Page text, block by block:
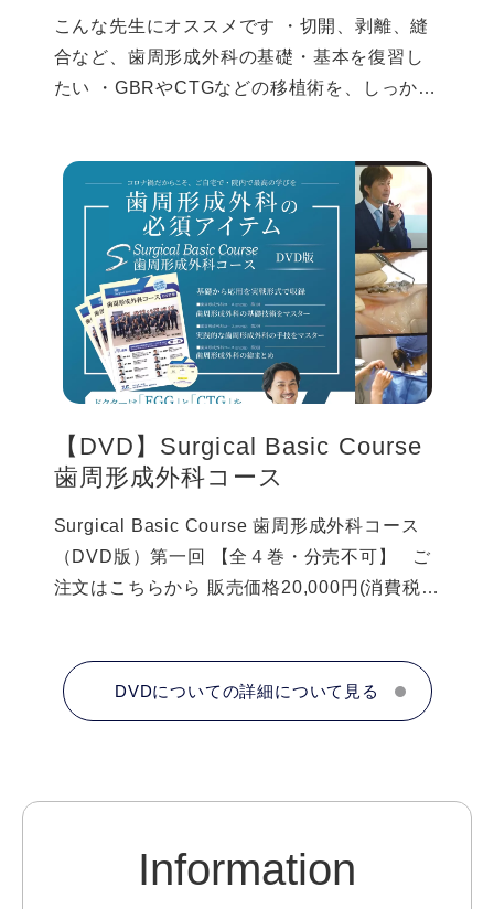
る SBC代表の青井先生と九州中央病院、歯科
口腔外科・インプラントセンター長の佐々木
先生が、全国の歯科医師に贈るサイナスアプ
に沿ったインプラント治療の考え方や埋入時
期、切開線等をスライドにてわかりやすく解
説し、特にトラブル症例を提示しトラブルに
なったポイントと解決法を解説。 ●実習 実習
では、主にSLA・SCAキットを使ったシュナ
イダー膜を破らないサイナスリフトやGBR等
のアドバンステクニックを中心に解説しま
す。 明日から使える臨床に役立つ知識・技術
期症例からわかるインプラント治療の診査・
診断 （75分） 講師：青井 良太（あおいデン
タルクリニック・麻布十番ペリオインプラン
トセンター 院長、Surgical Basic
Course（SBC）代表、インストラクター）
Case1 ■Simultaneous approach Case2
■Simultaneous approach Case3 ■Sinus Lift
floor elevationの実際 (84分) 講師：青井 良
太（あおいデンタルクリニック・麻布十番ペ
こんな先生にオススメです ・切開、剥離、縫合など、歯周形成外科の基礎・基本を復習したい ・GBRやCTGなどの移植術を、しっかり習得したい ・より効果的な外科技術があれば、学んでみたい ・症例別の治療計画や、用いられる技術の詳細を知りたい ・ベテランの手技を、じっくりと見てみたい ・成功症例だけではなく、失敗症例も見たい ・予後の長期的な経過観察を見てみたい もし、どれか１つでも当てはまるならば、このご案内は重要です。なぜなら、歯周形成外科のスペシャリストが、基本技術と応用技術を、わかりやすく教えてくれるから。 しかも、20件の症例解説と、豊富な実技映像で… 歯周形成外科のスキルアップを目指し、もっと多くの患者さんを笑顔に導きたい先生は、最後までお読みください。 こんな患者さんが来院したらどうしますか？ 想像してみてください。ある日のこと、23歳の女性患者が来院しました。 交通事故で歯槽骨ごと前歯部が欠損したとのこと。詳しく聞くと、いつも通っていた歯科医院からは、ブリッジを提案されたそうです。その患者さんは、涙目でおっしゃいました。 「以前と同じように、歯を見せて笑えるようになりたい」「だから、ブリッジはイヤです」「何とかならないでしょうか？」。費用は、どれだけ高額になっても、ご両親が全額負担してくれるそうですが… 「わたしにお任せください」 この言葉を、力強く言えたら、その患者さんはどうなるでしょうか。「本当ですか!?」と、目をキラキラと輝かせて喜ぶ姿が、イメージできますよね。 実際に、その後、歯周形成外科を駆使したインプラントで、すばらしい審美性と予後が提供できたなら…。その患者さんにとって、先生は忘れることのできない恩人となります。 患者さんが得た感動はクチコミとなり、医院の評価はうなぎのぼり。少し遠方からでも、たくさんの患者さんが来院するようになるでしょう。それだけではありません…。 治せるのなら料金はいくらかかってもかまわない そんな患者さんが、先生の医院を訪れるようになります。 他院ではなく、先生を頼りに来院する患者さんは、どうしても先生にお願いしたい深刻な悩みを持っています。 そんな患者さんが何よりも気にするのは、治療費ではなく、納得できる治療、理想的な治療を、提供してもらえるかどうか。 もし、治療内容に納得してもらえれば、どれだけ高額な自費診療になっても、患者さんは、喜んで受け入れてくれるでしょう。 むしろ「ようやく理想的な治療に出会えた」と、安心してくれます。 ムリして自費診療を提案する必要はありません。患者さんにとって価値の高い、優れた治療を提供し続けることで、クリニックを、今以上に盛り上げていけるのです。 キレイごとではありません 歯科医院の供給過多、改善が見込めない保険点数、人口減少など、歯科をとりまく状況は、良くありません。 しかし、このような状況でも、勝ち組とよばれる歯科医院は、実在します。私たちは、そういった歯科医院を、数多く取材してきました。 経営やマーケティングに長けたクリニック、予防歯科の導入に成功しているクリニックなど…。成功パターンは、実にさまざまですが、他院にはマネできない技術力で、確固たる地位を築いたクリニックは、実在します。 そして、彼らの多くは、優れた歯周形成外科技術を持ちます。骨のないところへ骨を作り、歯肉のないところへ歯肉を作る。そして、審美性と予知性の高い結果を提供する。 日々、このような治療をしているわけですから、黙っていても来院が増えるのは、当然です。 先生も、そんな歯科医師を目指しませんか？ 「そう簡単に、歯周形成外科は習得できない」と思われるかもしれません。 確かに、歯周形成外科は、簡単ではありません。 侵襲性の高い外科技術を使用しますから、知識や技術を学ぶだけではなく、訓練と経験が必要になります。 しかし、何ごとも、はじめるのに遅すぎることはありません。何ごとも、近道はあります。 たとえば、減張切開が簡単になるこんな方法をご存じですか？ 歯周形成外科を学ぶとき、多くの歯科医師が、難しいと悩む「減張切開」。 なかなか減張できないので、メスを何度も入れたら、出血量がひどくなった…。このように悩む先生は、多いそうですが、減張切開の侵襲性を低くする方法があります。 その方法は、浅い切開を1回入れたあと、骨膜をメスの腹で、シュッシュッとしごくだけ。 それだけで、驚くほど減張できるようになります。 このテクニックを使えば、血管を切る回数が減るため、出血量は低下。そのため、治癒もよくなります。 このような技術は、知っているだけで、歯周形成外科の習得スピードを大きく変えてしまいます。 もし、なるべく早く歯周形成外科を習得したいと思われるのなら、今回の最新プログラムは無視できません。 講師の青井先生は、20年以上にわたり、多くの難症例を成功させてきた歯周形成外科のスペシャリスト。歯周形成外科コースSBCの代表でもあり、指導者としても、すばらしい実績をお持ちです。 今回のプログラムでは、そんな青井先生が、数えきれない臨床経験、指導経験から培ってきた、歯周形成外科技術が学べます。 ■プロフィール 「あおいデンタルクリニック」では、ぺリオ・インプラントセンターを併設。重度のインプラント治療及び歯周病治療(歯周外科治療)を専門的に行い、全国から患者さんが来院。これまで多くの難症例を解決に導く。導者としても精力的に活動しており、現在は、歯周形成外科コースSBCの代表を務め、過去には「JIADS研修コース」で、エンドやペリオ、インプラント、補綴の講師も務める。 ■略歴 1994年 朝日大学卒業 兵庫県神戸市 勤務 1999年 貴和会歯科新大阪診療所 勤務 2002～2008年 JIADS講師(エンド・ぺリオ・インプラント) 2003年 貴和会歯科銀座ぺリオ・インプラントセンター勤務 2007年 あおいデンタルクリニック 開業 2009年 Surgical Basic Course 開講 2013年 失敗しないためのエンドセミナー 開講 2014年 明海大学・朝日大学 歯学部生涯研修部 就任 2020年 SAC(Sinus Approach Course) 開講 ■資格 SBC(Surgical Basic Course) 主幹 SAC(Sinus Approach Course) 常任講師 朝日大学非常勤講師 ■所属 AAP アメリカ歯周病学会 clubSBC ■メディア掲載・出演 クインテッセンス デンタルダイアモンド ナイルスナイル2010.４月号 シルシルミシル スーパーJチャンネル サンデーモーニング 歯周形成外科を習得したい先生へ なぜ、今回のプログラムが オススメなのか？ ５つの理由 ■理由① 歯周形成外科の基本がオールインワンで学べる 切開、剥離、縫合、結紮、移植(GBR・CTG・FGG)など、基本技術において、どれかひとつでもあいまいなことがあると歯周形成外科は上達しません。 基本ができていなければ、どれだけ高度なテクニックを学んでも、良い結果は得られません。今回のプログラムでは、歯周形成外科の基本技術から、しっかりと学べるので安心です。 ■理由② 失敗リスクの低い治療計画と技術 20年以上、歯周形成外科に取り組んできた青井先生は、成功だけではなく、失敗も経験してきました。失敗したときは、必ず原因を追究し、次の治療に活かしてきました。 つまり、今回のプログラムで学べる内容は、青井先生が、膨大な臨床経験を積み重ねて到達した、失敗リスクの低い治療計画や技術です。 ■理由③ 多くの歯科医師のつまずきどころを熟知 青井先生は、現在、歯周形成外科コースSBC代表を務めていますが、その他にも、たくさんの講師経験をお持ちです。 のべ8,000人以上の歯科医師が受講している「JIADS研修コース」では、エンドやペリオ、インプラント、補綴の講師も務めてきました。 だからこそ、多くの歯科医師が失敗するポイントや、その回避方法を、よくご存じです。 ■理由④ 20件の症例解説で実践技術を学ぶ 青井先生に寄せられる質問で多いのが、症例相談。「どのように治療を進めればよいのか？」「どのような術式を使うべきか？」このようなご質問を、たくさんいただくそうですが、今回のプログラムでは、20件の症例解説を収録。 各症例における、最適な治療計画や術式についても、理解を深めていただけます。また、症例解説によっては、実際の治療映像も収録しているので、手技についても、具体的に学べます。 “なぜ、こうなったのか？ 先生ならどうしますか？“ ■理由⑤ 実技映像が豊富 知識だけ頭に入れても、歯周形成外科は習得できません。切開、剥離、縫合、結紮、移植における「手指の動き」も、しっかりと目で見て学ぶ必要があります。 だからこそ、今回のプログラムでは、実技映像を、ギッシリ収録しました。具体的に、次の技術が実技映像で学べます。 結合組織移植片の採取方法 内斜切開(歯肉溝切開)と縦切開 減張切開 全層弁剥離 部弁剥離 移植(GBRやCTGなど) 縫合、結紮 “豚顎だけではなく、患者さんへ治療する映像もたくさん収録” ハンズオンセミナーとは違い、映像ですから、気になるところは、何度でも見返せます。先生ご本人だけではなく、勤務医のトレーニング教材としても最適。収録内容の一部をご紹介すると… 基本のキ！Dr.青井の歯周形成外科テクニック ～歯周形成外科を応用したインプラントの臨床～ 歯周形成外科とは何か？ 基礎的なところですが、その理解が少しでもあいまいだと、正しい技術習得はできません。この機会に、復習しておきませんか？ 歯周形成外科が対応する要因 先天的(遺伝的)要因と、後天的要因(誘因)に、わけて考えることができます。正確な診査診断において、あいまいにしてはならない知識です。 歯肉退縮の分類 タイプⅠ～Ⅳまでに分類できますが、その詳細を、おさらいしていただきました。 Carioの分類 リセッションタイプ１～３を頭に入れながら、治療計画を立てていきますが… FGG(遊離歯肉移植)とCTG(結合組織移植片)の歴史 1963年にFGGの成功例が、はじめて発表されました。その後、どのような歴史を経て、技術が発展してきたのか？ FGG(遊離歯肉移植)/CTG(結合組織移植片)の採取部位 FGGとCTGでは、結合組織移植片の採取部位が異なります。その詳細を解説していただきました。 結合組織移植片の採取方法(実演) 口腔内から結合組織移植片を採取する方法について、実際のオペ映像を視聴しながら学べます。切開テクニックについても、その目で詳細をご確認いただけます。 SBCで推奨する外科器具セット 合計11点の器具があります。これらを揃えておけば、ほとんどのオペに対応できます。 オススメのASP剥離子(YDM)について 青井先生が開発した剥離子があります。歯周外科において、諸々の利便性があるため、知っておいて損はありません。 Bradeの形状について さまざまな形状がありますが、まずは、これらのスタンダードなBradeから使用しましょう。 歯周外科の基本術式 切開、剥離、縫合、結紮における、それぞれの基本術式をチャートにまとめていただきました。 切開について 内斜切開、縦切開、水平切開、減張切開のそれぞれにおいて、正しい方法を解説していただきました。 縦切開で、こんな間違いをしていませんか？ ４つの切開線のうち、歯肉退縮の原因となる、やってはならない縦切開があります。 内斜切開(歯肉溝切開)と縦切開(実演) これら２つの切開法について、実際のオペ映像を視聴しながら学べます。 欠損部でおこなう歯槽頂切開について ケースによって、切開を入れる部分は異なります。その違いについて、詳しく解説していただきました。 治癒が良くなる減張切開について(実演) 出血が多くなる場所を避けるには、どこに切開を入れたらよいか？ 豚の実習映像を見ながら、減張切開の方法が学べます。 全層弁剥離のテクニック(実演) 豚の実習映像を見ながら、全層弁剥離のテクニックが学べます。ポイントは、歯冠乳頭へのアプローチですが… 部分弁剥離のテクニック(実演) 実際の治療映像を見ながら、部分弁剥離のテクニックが学べます。パーフォレーションしないために、どうすればよいのか？ 縫合テクニックを習得しよう(実演) 単純縫合、骨膜縫合、マットレス縫合、アンカー縫合、８の字縫合について、正しい方法と、各ポイントについて実演解説していただきました。 角化粘膜の獲得方法 インプラントで必要になる角化粘膜の獲得ですが、「Apically Positioned Flap(根尖側移動術)」について解説していただきました。 結合組織移植について いろんな用途がある結合組織移植ですが、どのようなケースで、どのような効果が得られるのか？ 症例解説(歯肉退縮) 頬側３番の歯肉退縮に対して、結合組織で根面被覆するケース。 症例解説(ブラックシャドウ) ブラックシャドウがある前歯部２番の歯根へ、エンベロープテクニックで結合組織を移植するケース。 症例解説(大幅な歯肉退縮) 歯肉が大幅に退縮した下顎１番へ、結合組織を移植するケース。 症例解説(矯正途中) 歯列矯正の途中に、歯肉退縮が著しい箇所へ、結合組織を移植するケース。 症例解説(根面被覆の適応外) ぺリオーケース。本来であれば、根面被覆の適応外ですが、結合組織を移植することで、どのような治癒経過となったか？ 症例解説(複合的な治療①) MillerのClassⅠとⅡ、SeibertのClassⅠ、MaynardのType4、歯牙のチッピングなど、複数の問題が見受けられるケースを、どのように治療したのか？ 症例解説(複合的な治療②) 右上６番に大きな欠損の兆候など、複数の問題が見受けられるケースで、どのように歯周形成外科を使用したのか？ 症例解説(根尖側移動術) Apically Positioned Flap(根尖側移動術)を使用した症例です。切開から縫合まで、一連の治療映像を公開していただきました。 症例解説(全顎治療①) もう一度、顎位を作らなければならない症例ですが、どのようにして、歯周形成外科を併用したインプラント治療をしたのか？ 予後10年の経緯を、ご覧いただけます。 症例解説(全顎治療②) 欠損が大きく、顎堤が細くなり、部分義歯を使用する患者さんでした。非常に困難な症例ですが、青井先生は、どのような治療をしたのか？ 予後7年の経緯を、ご覧いただけます。 治療前にやるべきこと 「初診・緊急処置」「診査」「診断・問題点の把握」「治療計画立案」「コンサルテーション」の各ステップにおいて、どのような仕事が求められるのか？ コンサルとミーティングのタイミング 診査診断から、治療完了後のメインテナンスまで、患者さんへコンサルテーションをおこなうタイミングと、スタッフでミーティングをおこなうタイミングは、各３回あります。それぞれのタイミングで、求められるアクションとは？ 症例解説(全顎治療③) 前歯部は、それほど問題なかったのですが、臼歯部が噛めないという問題を抱えていました。すでにインプラントも入っています。本来であれば、矯正治療が必要な症例でしたが、青井先生は、どのように治療したのか？ オペ映像も公開していただきました。 症例解説(硬組織のマネジメント) 「右上２番が痛む」という主訴を持った33歳の女性ですが、抜歯後、インプラントを埋入しました。どのようにして、審美性の高い治療を提供したのか？ 症例解説(外傷による欠損) 交通事故で歯槽骨ごと前歯部が欠損になった23歳女性の症例です。患者さんは、ブリッジではなくインプラントを希望されました。 症例解説(ぺリオが絡んだ咬合性外傷) 誰が見ても抜歯するしかない症例でした。GBR (骨誘導再生)を活用したインプラントテクニックが学べます。 症例解説(歯牙が割れた) 45歳男性で、歯牙がスパッと割れた症例です。前歯部インプラントですから、少しでも歯肉が得られる治療が求められます。 症例解説(歯が揺れて痛い) 他院でⅢ級咬合を、むりやり抜髄してⅡ級にしようとしたものの、思うような結果が得られていなかった症例です。CTG（結合組織移植片）、GBR (骨誘導再生)について、実際の治療映像を見ながら、その詳細が学べます。 症例解説(舌側へのGBR(骨誘導再生) 前歯部の舌側にある大きな欠損を、GBR (骨誘導再生)を使って治療したインプラント症例です。こちらも、実際の治療映像をご覧いただけます。 症例解説(前歯部４本のインプラント) GBR (骨誘導再生)、鼻腔リフトを使って、４本のインプラントを埋入しましたが、歯冠乳頭がない状態に… 症例解説(内部外部の吸収が激しい) 内部吸収、外部吸収、歯根破折があり、複数の前歯にインプラントが必要な症例です。非常に困難な状況でしたが、青井先生は、どのように治療したのか？ なぜ、こんなことに？ この写真を見て、先生は、どのような治療が必要だと思いますか？ 想像もつかないかもしれませんが、まずは、この状態になった原因を考察しましょう。 “なぜ、こうなったのか？ 先生はわかりますか？“ 青井先生を推薦します 青井先生の熱い思いを感じる映像教材 青井先生とは同年代ではありますが、当初お互いに専門としていきたい分野が違ったこともあり、卒後10年近くは、お互い存在は知りつつも交わることはありませんでした。 しかし、歯科医療に携わる者であれば、各分野を極めようとする思いは共通であり、補綴治療に必要な歯周治療の知識、歯周治療に必要な補綴治療の知識があり、結果的に10年ほど前、ある講演会で一緒に講演したのをきっかけに、親しくさせていただき、今となってはお互いに刺激し合える仲であります。 私が青井先生と出会ってすごく感じたことは、歯科に対する熱い思いと、何事にも貪欲で、知らないことに対する探究心と行動力がすばらしいということでした。数年前には、その当時まだ賛否あった治療法について、その第一人者を招きシークレットな勉強会を定期的におこなったり、しまいには、私のダイレクトボンディングのセミナーや形成のセミナーにも参加するくらい、その行動力と実行力には頭が下がる思いです。 今回の教材では、歯周形成外科にターゲットを絞り、先生の探究心から蓄積されたエビデンスと、実行力から来る豊富な臨床ケースを、動画を交えて紹介されています。先生が常にお話されていることで、ベーシックの重要性、失敗ケースから学べること、長期ケースから学べること、良い結果には必ず裏付けがあるということを、とても分かりやすくレクチャーされています。 クラウンやブリッジなど、補綴治療に必要な基本的な歯周形成外科から、インプラント治療や全顎補綴治療に必要なアドバンスな歯周形成外科までを網羅する、とても内容の濃い教材となっています。青井先生の熱い思いを感じる映像教材を、ぜひ皆様にも共有していただきたいと思います。 青島デンタルオフィス 院長 青島 徹児 先生 有効な治療法であることは周知の事実です 歯周形成外科は審美的または予防的な歯肉の形成外科として、現在の歯科臨床では広く用いられています。この治療の適応となるのは、歯肉の増大、根面の被覆、顎堤の増大、粘膜欠損の修正、小帯の付着異常、歯冠の延長、萌出不十分な歯の露出、抜歯後の顎堤不良の防止、インプラント部粘膜欠損の修正などがあり、疾患そのものを対象とするよりも、審美的または予防的な側面も含まれていることから、患者のQOLの向上に有効な治療法であることは周知の事実です。 しかしながら、その診断や手技は多くの研鑽を積む事が必須となる治療法であり、誰でもすぐにできるものではありません。今回、長年歯周形成外科のセミナーを主催し後進の教育に励まれており、私の盟友である青井良太先生が診断および手技について網羅した教材を制作いたしました。自身の臨床に歯周形成外科という選択を取り入れたいとお考えの先生方にぜひともお勧めいたします。 渋澤矯正歯科 院長 渋澤 龍之 先生 どのような層であったとしても必ず新しい発見がある 本教材の講師である青井良太先生と知り合ったのは１５年以上前、当時青井先生が勤務されていた貴和会銀座歯科診療所に見学に行ったのがきっかけです。言うまでもなく貴和会は日本最大規模の卒後研修団体ＪＩＡＤＳの創設者である小野善弘先生と中村公雄先生が開設された診療所であり、はじめはＪＩＡＤＳの講師と受講生という関係でした。 その後、同じグループに所属したことをきっかけに、ときには頼れる兄貴分、そしてときには恐ろしい（？）師匠として面倒をみていただくようになり、現在に至ります。 実は私も青井先生が主幹を務められているＳＢＣを１０年ほど前に受講させていただきました。ＪＩＡＤＳでひととおり歯周外科をマスターしたつもりでしたが、ツメが甘い部分や我流になっている点などを指摘していただき、すごく勉強になったことを覚えています。 本教材を拝見したときの第一印象は、まさにそのＳＢＣを受講したときの「あ、なるほど！」という感じそのものでした。理論的背景の説明からはじまり、豚顎を用いたわかりやすいデモンストレーション、そして関連する臨床例が豊富に提示されることにより、全てのセクションが非常にわかりやすく構成されています。これから歯周外科に取り組もうと考えている若い先生から、様々な経験を積んだエキスパートの先生まで、どのような層であったとしても必ず新しい発見がある、そんな教材といえます。自信を持って推薦させていただきます。 デンタルクリニックＫ 院長 渥美 克幸 先生 さらに！３つの特典をプレゼント 特典①「外科処置用 患者説明資料」 外科処置の患者説明に役立つ資料を、ご用意いたしました。口腔内にメスを入れる侵襲性の高い治療のため、 治療の必要性や内容、計画などについて、患者さんへ、しっかりとご理解いただく必要があります。 ※ネット配信での提供 特典②「鎮静法の同意書 ひな型」 外科をおこなう際、鎮静法の同意書は欠かせません。もし、まだご用意していなければ、このひな型を、ご活用ください。 ※ネット配信での提供 特典③「セミナーレジュメ」 収録された講義がまとめられた、セミナーレジュメをお渡しいたします。映像をじっくり視聴するお時間がなければ、まず、この冊子から先に目をとおしてください。 そして、気になる個所の映像から視聴していただければ、効率のよい学習が可能です。もちろん、復習用のテキストとしてもご活用いただけます。 全国から患者が 来院するクリニックへ 腕の良さでクリニックが認知され、遠方からも患者さんが来院する…。治療価値を心から理解してくれるので、高額な自費でも、安心して申し込んでくれる… もし、このような状態を目指すならば、歯周形成外科の習得は欠かせません。 骨のないところへ骨を作り、歯肉のないところへ歯肉を作る。そして、審美性と予知性の高い結果を提供する。日々、このような治療を続ければ、黙っていても、来院は増え続けるでしょう。 多くの歯科医師が理想とする「腕の良さで選ばれ続ける人気クリニック」になれるのです。 実際、この理想を実現している歯科医院はあります。青井先生のクリニックもその１つ。「あおいデンタルクリニック」には、その優れた治療を求めて、全国から患者さんが来院します。 歯周形成外科を使いこなせるようになり、先生も、腕の良さで選ばれ続ける歯科医院を目指しませんか？ 深い悩みを抱えた患者さんを救い、歯科医師の使命を、今以上に実現しませんか？ 「そんなことができるのは、一部の天才だけでしょ？」と思われるかもしれません。しかし、現在、歯周形成外科のスペシャリストとしてご活躍される先生も、昔は、誰もが初心者でした。 何ごとも、はじめるのに遅すぎる
【DVD】Surgical Basic Course
歯周形成外科コース
Surgical Basic Course 歯周形成外科コース
（DVD版）第一回 【全４巻・分売不可】 ご
注文はこちらから 販売価格20,000円(消費税
トセンター 院長,Surgical Basic
Course（SBC）代表,インストラクター） 三
貴（きのした歯科クリニック 院長,Surgical
敦（このみ歯科クリニック 院長,Surgical
DVDについての詳細について見る
Information